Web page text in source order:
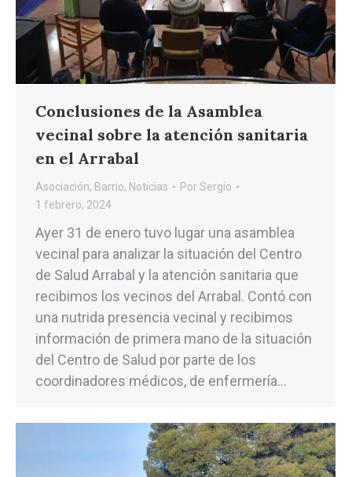
Conclusiones de la Asamblea
vecinal sobre la atención sanitaria
en el Arrabal
Asociación, Barrio, Noticias PorSergio
1 febrero, 2024
Ayer 31 de enero tuvo lugar una asamblea
vecinal para analizar la situación del Centro
de Salud Arrabal y la atención sanitaria que
recibimos los vecinos del Arrabal. Contó con
una nutrida presencia vecinal y recibimos
información de primera mano de la situación
del Centro de Salud por parte de los
coordinadores médicos, de enfermería…